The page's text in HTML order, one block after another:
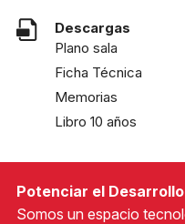
Descargas
Plano sala
Ficha Técnica
Memorias
Libro 10 años
Potenciar el Desarrollo
Somos un espacio